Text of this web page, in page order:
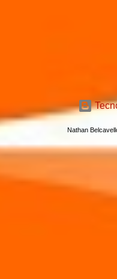
Nathan